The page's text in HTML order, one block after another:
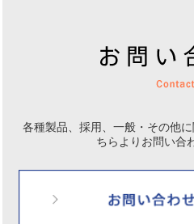
各種製品、採用、一般・その他に
ちらよりお問い合